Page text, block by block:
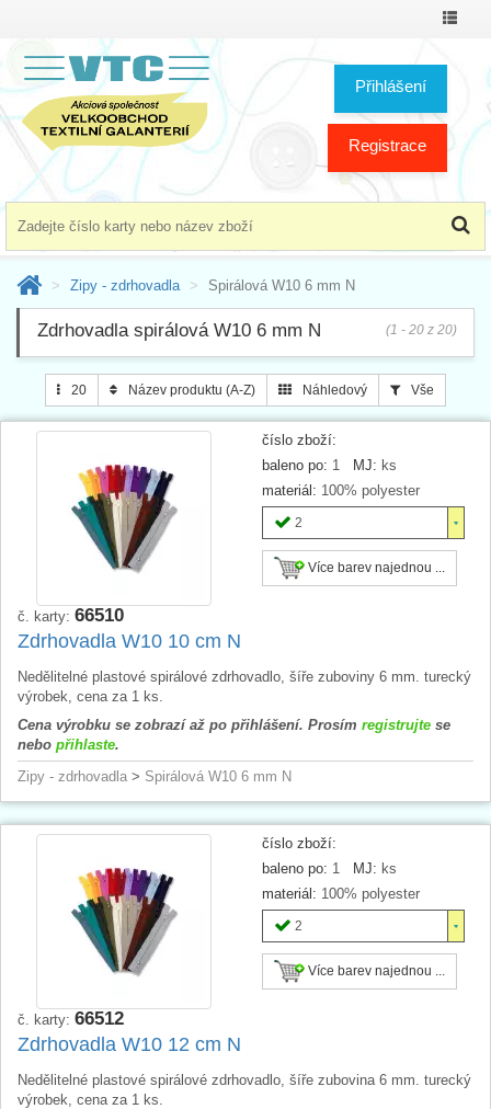
Přihlášení
Registrace
Zipy - zdrhovadla Spirálová W10 6 mm N
Zdrhovadla spirálová W10 6 mm N (1 - 20 z 20)
20 Název produktu (A-Z) Náhledový Vše
číslo zboží:
baleno po: 1 MJ: ks
materiál: 100% polyester
2
Více barev najednou ...
č. karty: 66510
Zdrhovadla W10 10 cm N
Nedělitelné plastové spirálové zdrhovadlo, šíře zuboviny 6 mm. turecký
výrobek, cena za 1 ks.
Cena výrobku se zobrazí až po přihlášení. Prosím registrujte se
nebo přihlaste.
Zipy - zdrhovadla > Spirálová W10 6 mm N
číslo zboží:
baleno po: 1 MJ: ks
materiál: 100% polyester
2
Více barev najednou ...
č. karty: 66512
Zdrhovadla W10 12 cm N
Nedělitelné plastové spirálové zdrhovadlo, šíře zubovina 6 mm. turecký
výrobek, cena za 1 ks.